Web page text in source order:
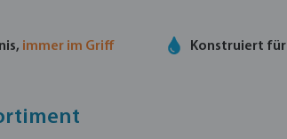
immer im Griff Konstruiert für